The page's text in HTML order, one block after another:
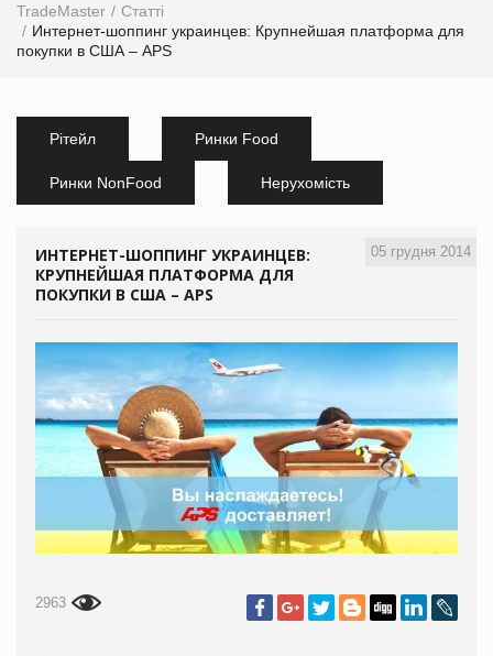
TradeMaster
Статті
Интернет-шоппинг украинцев: Крупнейшая платформа для
покупки в США – APS
Рітейл Ринки Food
Ринки NonFood Нерухомість
05 грудня 2014
ИНТЕРНЕТ-ШОППИНГ УКРАИНЦЕВ:
КРУПНЕЙШАЯ ПЛАТФОРМА ДЛЯ
ПОКУПКИ В США – APS
2963